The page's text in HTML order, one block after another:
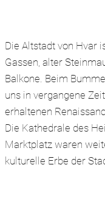
Die Altstadt von Hvar
Gassen, alter
Balkone. Beim
uns in vergangene
erhaltenen
Die Kathedrale des
Marktplatz waren
kulturelle Erbe der